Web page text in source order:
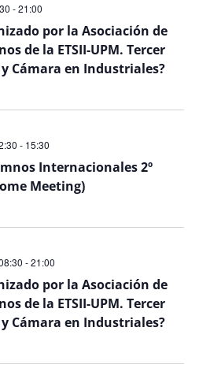
por la Asociación de
de la ETSII-UPM. Tercer
y Cámara en Industriales?
-21:00
Internacionales 2º
Meeting)
- 15:30
por la Asociación de
de la ETSII-UPM. Tercer
y Cámara en Industriales?
-21:00